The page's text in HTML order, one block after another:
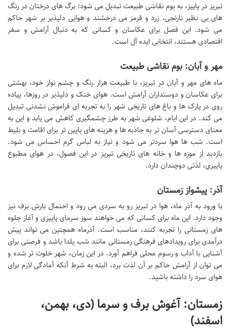
تبریز در پاییز، به بوم نقاشی طبیعت تبدیل می شود؛ برگ های درختان در رنگ
های بی نظیر نارنجی، زرد و قرمز می درخشند و هوایی دلپذیر بر شهر حاکم
می شود. این فصل برای عکاسان و کسانی که به دنبال آرامش و سفر
اقتصادی هستند، انتخابی ایده آل است.
مهر و آبان: بوم نقاشی طبیعت
ماه های مهر و آبان در تبریز، با طبیعت هزار رنگ و چشم نواز خود، بهشتی
برای عکاسان و دوستداران آرامش است. هوای خنک و دلپذیر در روزها، پیاده
روی در پارک ها و باغ های تاریخی شهر را به تجربه ای فراموش نشدنی تبدیل
می کند. در این ایام، شلوغی شهر به طرز چشمگیری کاهش می یابد و این به
معنای دسترسی آسان تر به جاذبه ها و هزینه های پایین تر برای اقامت و بلیط
است. شب ها هوا سردتر می شود و نیاز به لباس گرم احساس می شود.
بازدید از موزه ها و خانه های تاریخی تبریز در این فصول، در هوای مطبوع
پاییزی، لذتی دوچندان دارد.
آذر: پیشواز زمستان
با ورود به آذر ماه، هوا در تبریز رو به سردی می رود و احتمال بارش برف نیز
وجود دارد. این ماه برای کسانی که می خواهند سوز سرمای پاییزی و آغاز جلوه
های زمستانی را تجربه کنند، مناسب است. آذرماه همچنین می تواند پیش
درآمدی برای رویدادهای فرهنگی زمستانی مانند شب یلدا باشد و فرصتی برای
آشنایی با آداب و رسوم محلی فراهم آورد. در این زمان، شهر خلوت تر شده و
می توان از آرامش حاکم بر آن لذت برد، البته به شرط آنکه آمادگی لازم برای
هوای سرد را داشته باشید.
زمستان: آغوش برف و سرما (دی، بهمن،
اسفند)